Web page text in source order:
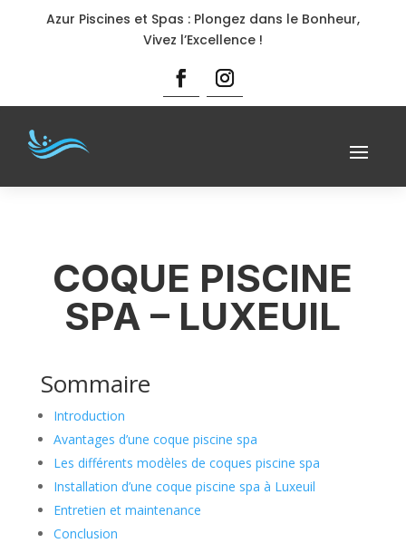
Azur Piscines et Spas : Plongez dans le Bonheur,
Vivez l’Excellence !
COQUE PISCINE
SPA – LUXEUIL
Sommaire
Introduction
Avantages d’une coque piscine spa
Les différents modèles de coques piscine spa
Installation d’une coque piscine spa à Luxeuil
Entretien et maintenance
Conclusion